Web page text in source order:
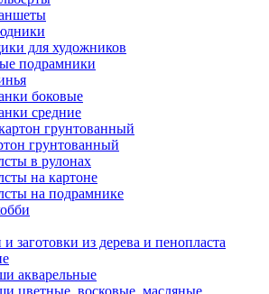
для художников
подрамники
боковые
средние
грунтованный
грунтованный
в рулонах
на картоне
на подрамнике
заготовки из дерева и пенопласта
акварельные
цветные, восковые, масляные,